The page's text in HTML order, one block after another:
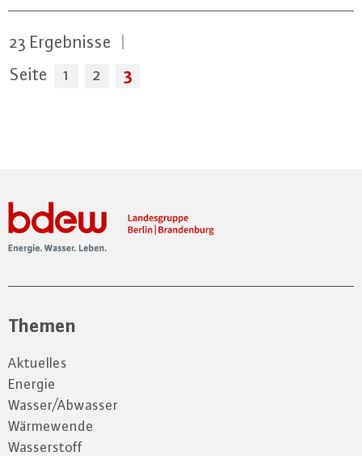
23 Ergebnisse |
Seite
1 2 3
Themen
Aktuelles
Energie
Wasser/Abwasser
Wärmewende
Wasserstoff